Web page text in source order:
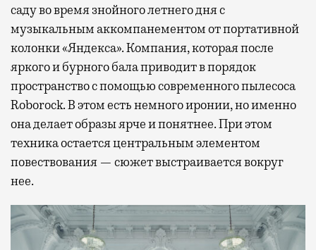
саду во время знойного летнего дня с
музыкальным аккомпанементом от портативной
колонки «Яндекса». Компания, которая после
яркого и бурного бала приводит в порядок
пространство с помощью современного пылесоса
Roborock. В этом есть немного иронии, но именно
она делает образы ярче и понятнее. При этом
техника остается центральным элементом
повествования — сюжет выстраивается вокруг
нее.